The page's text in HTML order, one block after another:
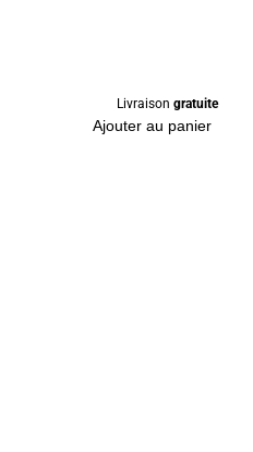
Livraison gratuite
Ajouter au panier